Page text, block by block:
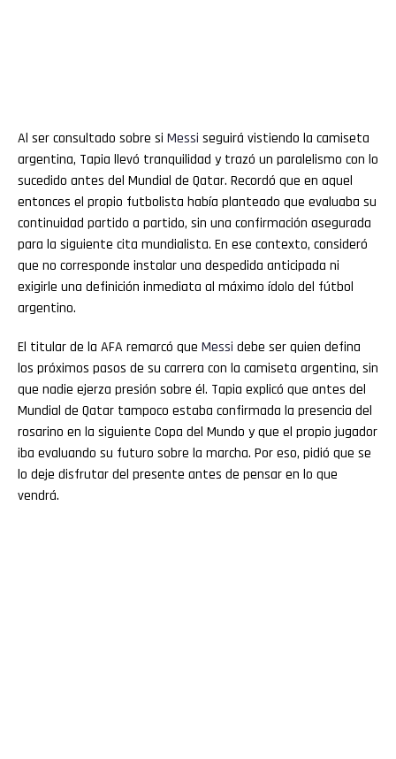
Al ser consultado sobre si Messi seguirá vistiendo la camiseta
argentina, Tapia llevó tranquilidad y trazó un paralelismo con lo
sucedido antes del Mundial de Qatar. Recordó que en aquel
entonces el propio futbolista había planteado que evaluaba su
continuidad partido a partido, sin una confirmación asegurada
para la siguiente cita mundialista. En ese contexto, consideró
que no corresponde instalar una despedida anticipada ni
exigirle una definición inmediata al máximo ídolo del fútbol
argentino.
El titular de la AFA remarcó que Messi debe ser quien defina
los próximos pasos de su carrera con la camiseta argentina, sin
que nadie ejerza presión sobre él. Tapia explicó que antes del
Mundial de Qatar tampoco estaba confirmada la presencia del
rosarino en la siguiente Copa del Mundo y que el propio jugador
iba evaluando su futuro sobre la marcha. Por eso, pidió que se
lo deje disfrutar del presente antes de pensar en lo que
vendrá.